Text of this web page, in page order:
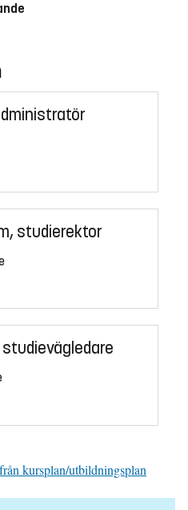
studierektor
kursplan/utbildningsplan